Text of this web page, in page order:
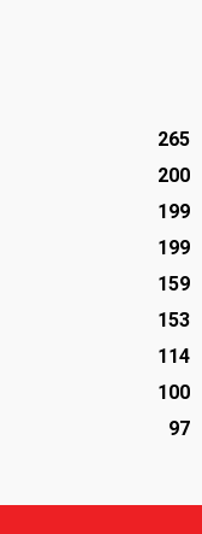
265
200
199
199
159
153
114
100
97